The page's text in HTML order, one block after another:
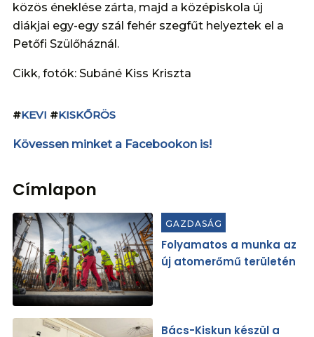
közös éneklése zárta, majd a középiskola új
diákjai egy-egy szál fehér szegfűt helyeztek el a
Petőfi Szülőháznál.
Cikk, fotók: Subáné Kiss Kriszta
#KEVI #KISKŐRÖS
Kövessen minket a Facebookon is!
Címlapon
GAZDASÁG
Folyamatos a munka az
új atomerőmű területén
Bács-Kiskun készül a